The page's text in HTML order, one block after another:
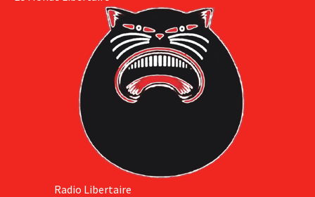
Radio Libertaire